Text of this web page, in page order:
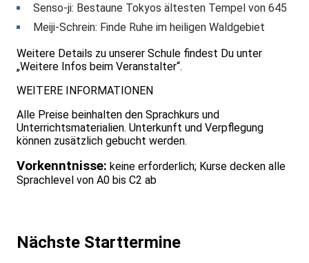
Senso-ji: Bestaune Tokyos ältesten Tempel von 645
Meiji-Schrein: Finde Ruhe im heiligen Waldgebiet
Weitere Details zu unserer Schule findest Du unter
„Weitere Infos beim Veranstalter“.
WEITERE INFORMATIONEN
Alle Preise beinhalten den Sprachkurs und
Unterrichtsmaterialien. Unterkunft und Verpflegung
können zusätzlich gebucht werden.
Vorkenntnisse: keine erforderlich; Kurse decken alle
Sprachlevel von A0 bis C2 ab
Nächste Starttermine